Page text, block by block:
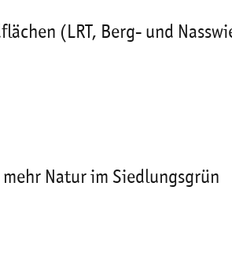
(LRT, Berg- und
Natur im Siedlungsgrün